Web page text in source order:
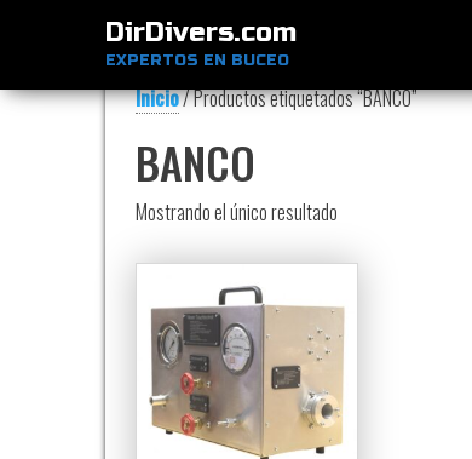
DirDivers.com
EXPERTOS EN BUCEO
Inicio/ Productos etiquetados “BANCO”
BANCO
Mostrando el único resultado